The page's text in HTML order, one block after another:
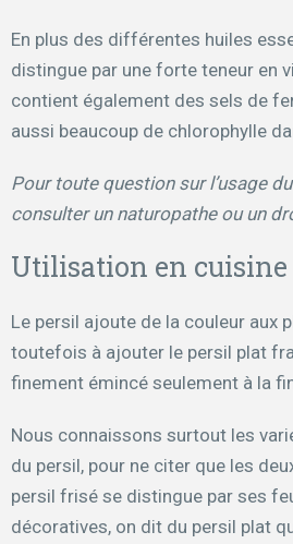
En plus des différentes huiles
distingue par une forte teneur en
contient également des sels de
aussi beaucoup de chlorophylle
Pour toute question sur l’usage
consulter un naturopathe ou un
Utilisation en cuisine
Le persil ajoute de la couleur aux
toutefois à ajouter le persil plat
finement émincé seulement à la
Nous connaissons surtout les
du persil, pour ne citer que les
persil frisé se distingue par ses
décoratives, on dit du persil plat